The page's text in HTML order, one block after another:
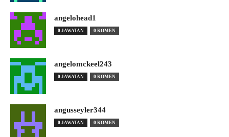
angelohead1
0 JAWATAN 0 KOMEN
angelomckeel243
0 JAWATAN 0 KOMEN
angusseyler344
0 JAWATAN 0 KOMEN